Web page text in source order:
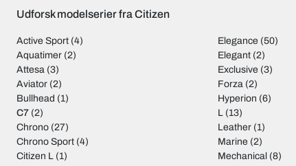
Udforsk modelserier fra Citizen
Active Sport (4)
Aquatimer (2)
Attesa (3)
Aviator (2)
Bullhead (1)
C7 (2)
Chrono (27)
Chrono Sport (4)
Citizen L (1)
Elegance (50)
Elegant(2)
Exclusive (3)
Forza (2)
Hyperion (6)
L (13)
Leather(1)
Marine (2)
Mechanical (8)